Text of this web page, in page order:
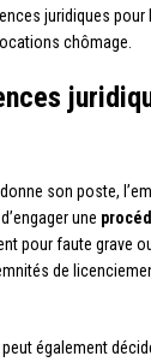
juridiques pour
chômage.
son poste,
une
pour faute grave
de
également